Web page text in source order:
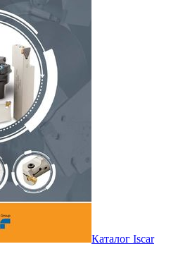
Каталог Iscar